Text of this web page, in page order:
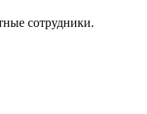
сотрудники.